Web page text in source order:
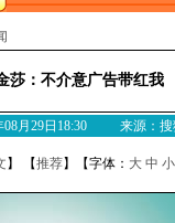
莎：不介意广告带红我
08月29日18:30 来源：搜
】 【推荐】【字体： 大 中 小